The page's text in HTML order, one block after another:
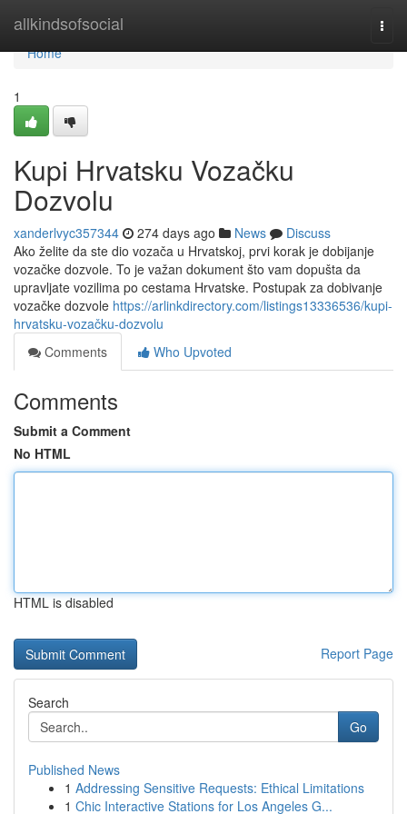
allkindsofsocial
Home
Home
1
Kupi Hrvatsku Vozačku
Dozvolu
xanderlvyc357344 274 days ago News
Discuss
Ako želite da ste dio vozača u Hrvatskoj, prvi korak je dobijanje
vozačke dozvole. To je važan dokument što vam dopušta da
upravljate vozilima po cestama Hrvatske. Postupak za dobivanje
vozačke dozvole https://arlinkdirectory.com/listings13336536/kupi-
hrvatsku-vozačku-dozvolu
Comments
Who Upvoted
Comments
Submit a Comment
No HTML
HTML is disabled
Report Page
Search
Go
Published News
1 Addressing Sensitive Requests: Ethical Limitations
1 Chic Interactive Stations for Los Angeles G...